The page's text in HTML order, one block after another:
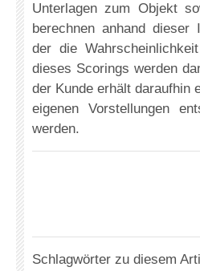
Unterlagen zum Objekt
berechnen anhand dieser
der die
dieses Scorings werden
der Kunde erhält daraufhin
eigenen Vorstellungen
werden.
Schlagwörter zu diesem